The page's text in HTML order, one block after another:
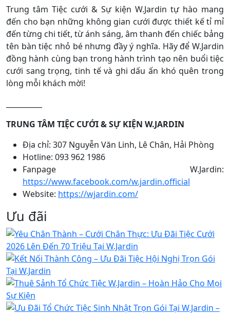
Trung tâm Tiệc cưới & Sự kiện W.Jardin tự hào mang
đến cho bạn những không gian cưới được thiết kế tỉ mỉ
đến từng chi tiết, từ ánh sáng, âm thanh đến chiếc bảng
tên bàn tiệc nhỏ bé nhưng đầy ý nghĩa. Hãy để W.Jardin
đồng hành cùng bạn trong hành trình tạo nên buổi tiệc
cưới sang trọng, tinh tế và ghi dấu ấn khó quên trong
lòng mỗi khách mời!
TRUNG TÂM TIỆC CƯỚI & SỰ KIỆN W.JARDIN
Địa chỉ: 307 Nguyễn Văn Linh, Lê Chân, Hải Phòng
Hotline: 093 962 1986
Fanpage W.Jardin:
https://www.facebook.com/w.jardin.official
Website: https://wjardin.com/
Ưu đãi